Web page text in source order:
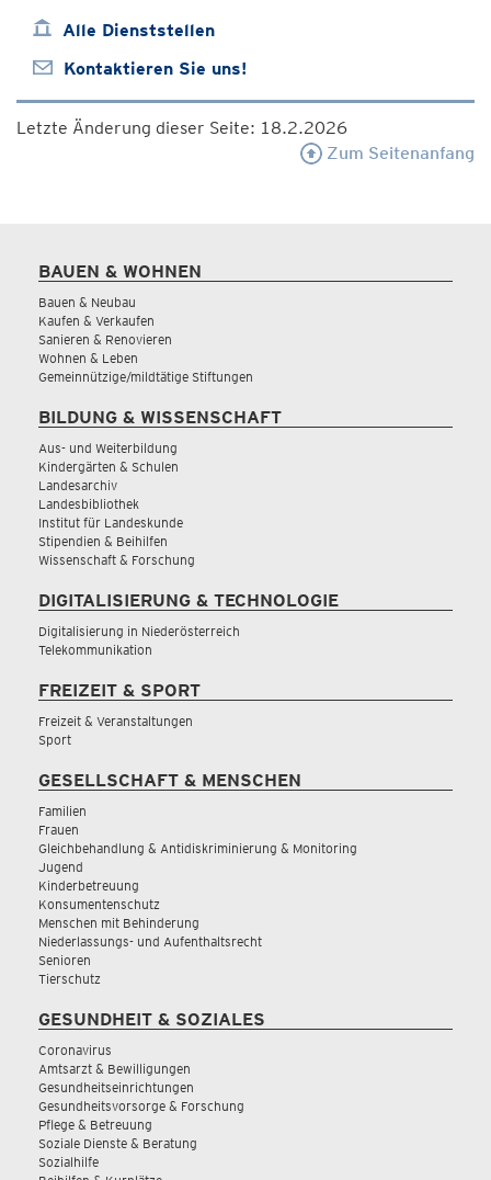
Alle Dienststellen
Kontaktieren Sie uns!
Letzte Änderung dieser Seite: 18.2.2026
Zum Seitenanfang
BAUEN & WOHNEN
Bauen & Neubau
Kaufen & Verkaufen
Sanieren & Renovieren
Wohnen & Leben
Gemeinnützige/mildtätige Stiftungen
BILDUNG & WISSENSCHAFT
Aus- und Weiterbildung
Kindergärten & Schulen
Landesarchiv
Landesbibliothek
Institut für Landeskunde
Stipendien & Beihilfen
Wissenschaft & Forschung
DIGITALISIERUNG & TECHNOLOGIE
Digitalisierung in Niederösterreich
Telekommunikation
FREIZEIT & SPORT
Freizeit & Veranstaltungen
Sport
GESELLSCHAFT & MENSCHEN
Familien
Frauen
Gleichbehandlung & Antidiskriminierung & Monitoring
Jugend
Kinderbetreuung
Konsumentenschutz
Menschen mit Behinderung
Niederlassungs- und Aufenthaltsrecht
Senioren
Tierschutz
GESUNDHEIT & SOZIALES
Coronavirus
Amtsarzt & Bewilligungen
Gesundheitseinrichtungen
Gesundheitsvorsorge & Forschung
Pflege & Betreuung
Soziale Dienste & Beratung
Sozialhilfe